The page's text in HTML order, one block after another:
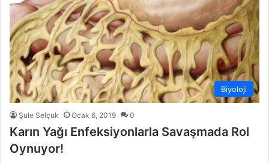
Biyoloji
Şule Selçuk Ocak 6, 2019 0
Karın Yağı Enfeksiyonlarla Savaşmada Rol
Oynuyor!